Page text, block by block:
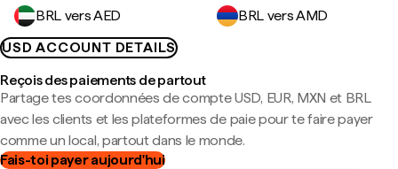
BRL vers AED
BRL vers AMD
USD ACCOUNT DETAILS
Reçois des paiements de partout
Partage tes coordonnées de compte USD, EUR, MXN et BRL
avec les clients et les plateformes de paie pour te faire payer
comme un local, partout dans le monde.
Fais-toi payer aujourd'hui